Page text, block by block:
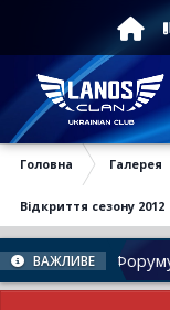
Головна Галерея
Відкриття сезону 2012
ВАЖЛИВЕ
Новини Форуму